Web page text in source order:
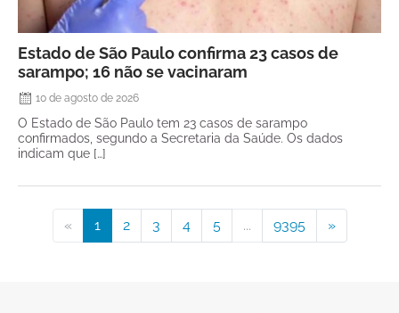
Estado de São Paulo confirma 23 casos de
sarampo; 16 não se vacinaram
10 de agosto de 2026
O Estado de São Paulo tem 23 casos de sarampo
confirmados, segundo a Secretaria da Saúde. Os dados
indicam que […]
« 1 2 3 4 5 ... 9395 »